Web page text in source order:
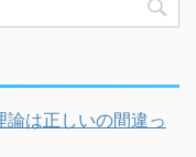
は正しいの間違っ